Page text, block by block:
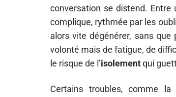
conversation se distend. Entre
complique, rythmée par les
alors vite dégénérer, sans que
volonté mais de fatigue, de
le risque de l’isolementqui
Certains troubles, comme la